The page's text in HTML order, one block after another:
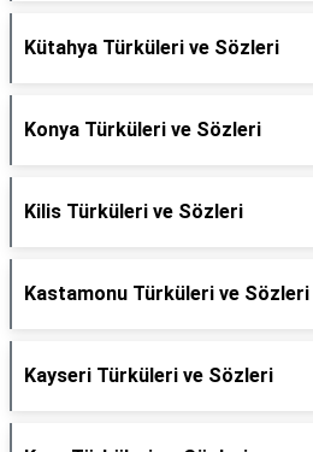
Kütahya Türküleri ve Sözleri
Konya Türküleri ve Sözleri
Kilis Türküleri ve Sözleri
Kastamonu Türküleri ve Sözleri
Kayseri Türküleri ve Sözleri